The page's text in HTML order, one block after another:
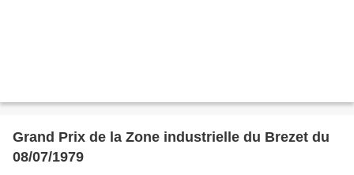
Grand Prix de la Zone industrielle du Brezet du
08/07/1979